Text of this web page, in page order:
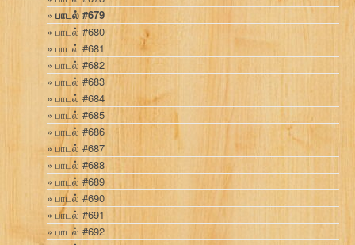
பாடல் #679
பாடல் #680
பாடல் #681
பாடல் #682
பாடல் #683
பாடல் #684
பாடல் #685
பாடல் #686
பாடல் #687
பாடல் #688
பாடல் #689
பாடல் #690
பாடல் #691
பாடல் #692